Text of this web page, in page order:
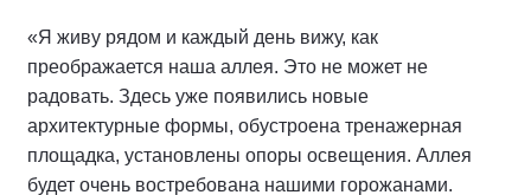
«Я живу рядом и каждый день вижу, как
преображается наша аллея. Это не может не
радовать. Здесь уже появились новые
архитектурные формы, обустроена тренажерная
площадка, установлены опоры освещения. Аллея
будет очень востребована нашими горожанами.